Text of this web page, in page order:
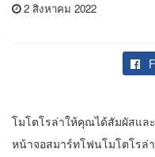
2 สิงหาคม 2022
โมโตโรล่าให้คุณได้สัมผัสแล
หน้าจอสมาร์ทโฟนโมโตโรล่